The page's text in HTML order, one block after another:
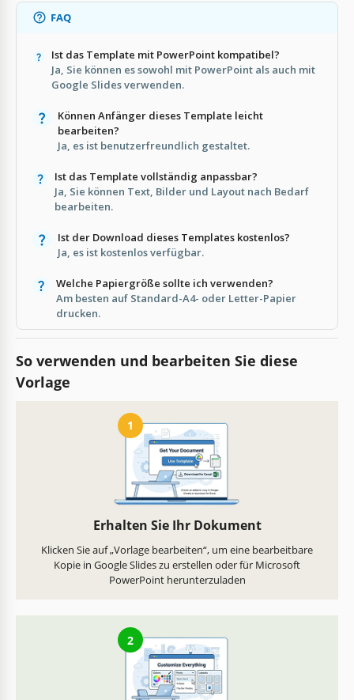
FAQ
Ist das Template mit PowerPoint kompatibel?
Ja, Sie können es sowohl mit PowerPoint als auch mit
Google Slides verwenden.
Können Anfänger dieses Template leicht
bearbeiten?
Ja, es ist benutzerfreundlich gestaltet.
Ist das Template vollständig anpassbar?
Ja, Sie können Text, Bilder und Layout nach Bedarf
bearbeiten.
Ist der Download dieses Templates kostenlos?
Ja, es ist kostenlos verfügbar.
Welche Papiergröße sollte ich verwenden?
Am besten auf Standard-A4- oder Letter-Papier
drucken.
So verwenden und bearbeiten Sie diese
Vorlage
1
Erhalten Sie Ihr Dokument
Klicken Sie auf „Vorlage bearbeiten“, um eine bearbeitbare
Kopie in Google Slides zu erstellen oder für Microsoft
PowerPoint herunterzuladen
2